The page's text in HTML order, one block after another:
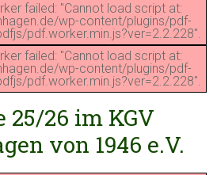
failed: "Cannot load script at:
wp-content/plugins/pdf-
pdf.worker.min.js?ver=2.2.228".
failed: "Cannot load script at:
wp-content/plugins/pdf-
pdf.worker.min.js?ver=2.2.228".
25/26 im KGV
von 1946 e.V.